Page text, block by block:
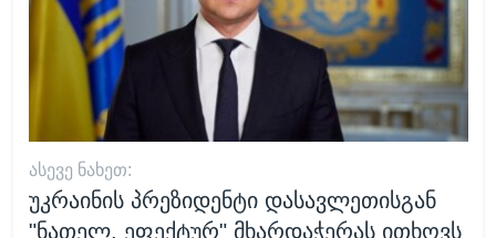
ᲐᲡᲔᲕᲔ ᲜᲐᲮᲔᲗ:
უკრაინის პრეზიდენტი დასავლეთისგან
"ნათელ, ეფექტურ" მხარდაჭერას ითხოვს